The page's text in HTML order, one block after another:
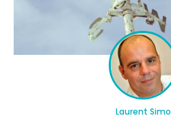
Laurent Simo